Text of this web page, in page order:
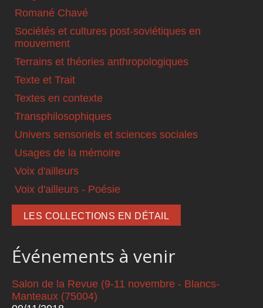
Romané Chavé
Sociétés et cultures post-soviétiques en
mouvement
Terrains et théories anthropologiques
Texte et Trait
Textes en contexte
Transphilosophiques
Univers sensoriels et sciences sociales
Usages de la mémoire
Voix d'ailleurs
Voix d'ailleurs - Poésie
LES COLLECTIONS EN DÉTAIL
Événements à venir
Salon de la Revue (9-11 novembre - Blancs-
Manteaux (75004)